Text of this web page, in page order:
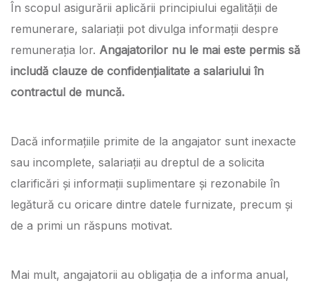
În scopul asigurării aplicării principiului egalității de
remunerare, salariații pot divulga informații despre
remunerația lor. Angajatorilor nu le mai este permis să
includă clauze de confidențialitate a salariului în
contractul de muncă.
Dacă informațiile primite de la angajator sunt inexacte
sau incomplete, salariații au dreptul de a solicita
clarificări și informații suplimentare și rezonabile în
legătură cu oricare dintre datele furnizate, precum și
de a primi un răspuns motivat.
Mai mult, angajatorii au obligația de a informa anual,